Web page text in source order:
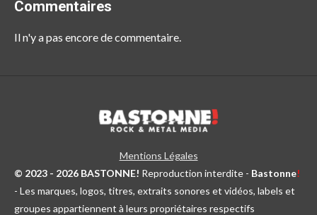
Commentaires
Il n'y a pas encore de commentaire.
Mentions Légales
© 2023 - 2026 BASTONNE! Reproduction interdite - Bastonne!
- Les marques, logos, titres, extraits sonores et vidéos, labels et
groupes appartiennent à leurs propriétaires respectifs